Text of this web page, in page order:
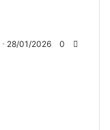
28/01/2026
0